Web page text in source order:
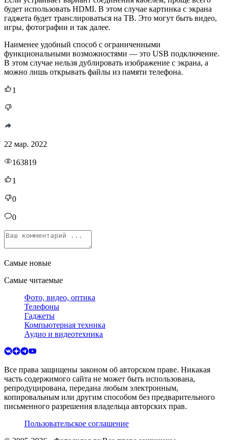
будет использовать HDMI. В этом случае картинка с экрана
гаджета будет транслироваться на ТВ. Это могут быть видео,
игры, фотографии и так далее.
Наименее удобный способ с ограниченными
функциональными возможностями — это USB подключение.
В этом случае нельзя дублировать изображение с экрана, а
можно лишь открывать файлы из памяти телефона.
1
22 мар. 2022
163819
1
0
0
Самые новые
Самые читаемые
Фото, видео, оптика
Телефоны
Гаджеты
Компьютерная техника
Аудио и видеотехника
Все права защищены законом об авторском праве. Никакая
часть содержимого сайта не может быть использована,
репродуцирована, передана любым электронным,
копировальным или другим способом без предварительного
письменного разрешения владельца авторских прав.
Пользовательское соглашение